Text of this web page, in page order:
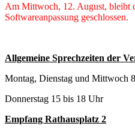
Am Mittwoch, 12. August, bleibt
Softwareanpassung geschlossen.
Allgemeine Sprechzeiten der
Montag, Dienstag und Mittwoch
Donnerstag 15 bis 18 Uhr
Empfang Rathausplatz 2